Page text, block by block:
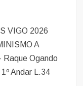
VIGO 2026
A
Raque Ogando
Andar L.34